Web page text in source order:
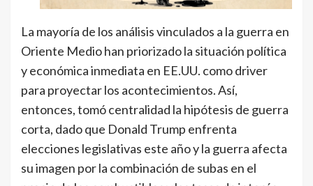
La mayoría de los análisis vinculados a la guerra en
Oriente Medio han priorizado la situación política
y económica inmediata en EE.UU. como driver
para proyectar los acontecimientos. Así,
entonces, tomó centralidad la hipótesis de guerra
corta, dado que Donald Trump enfrenta
elecciones legislativas este año y la guerra afecta
su imagen por la combinación de subas en el